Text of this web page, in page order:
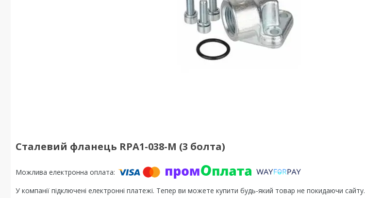
Сталевий фланець RPA1-038-M (3 болта)
У компанії підключені електронні платежі. Тепер ви можете купити будь-який товар не покидаючи сайту.